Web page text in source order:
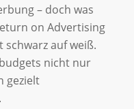
– doch was
on Advertising
schwarz auf weiß.
nicht nur
gezielt